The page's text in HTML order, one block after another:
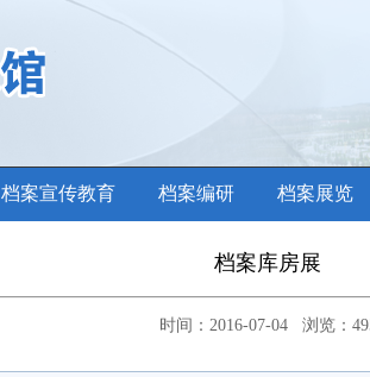
档案宣传教育 档案编研 档案展览
档案库房展
时间：2016-07-04 浏览：